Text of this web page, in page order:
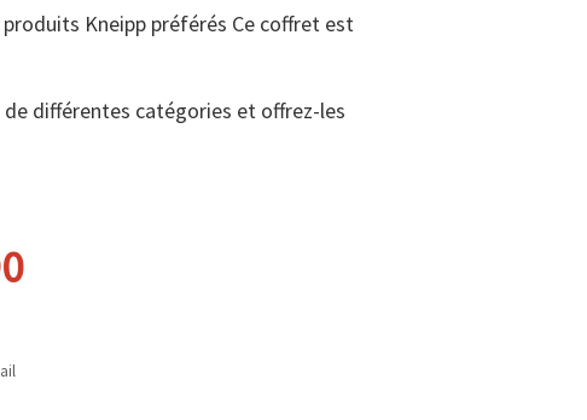
Kneipp préférés Ce coffret est
de différentes catégories et offrez-les